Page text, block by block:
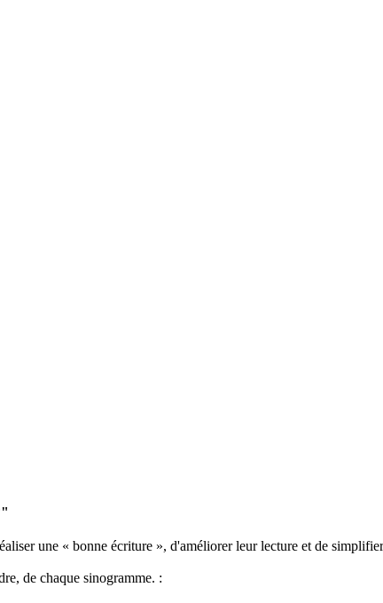
une « bonne écriture », d'améliorer leur lecture et de
de chaque sinogramme. :